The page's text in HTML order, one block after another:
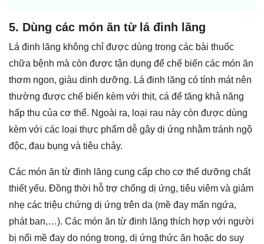
5. Dùng các món ăn từ lá đinh lăng
Lá đinh lăng không chỉ được dùng trong các bài thuốc
chữa bệnh mà còn được tận dụng để chế biến các món ăn
thơm ngon, giàu dinh dưỡng. Lá đinh lăng có tính mát nên
thường được chế biến kèm với thịt, cá để tăng khả năng
hấp thu của cơ thể. Ngoài ra, loại rau này còn được dùng
kèm với các loại thực phẩm dễ gây dị ứng nhằm tránh ngộ
độc, đau bụng và tiêu chảy.
Các món ăn từ đinh lăng cung cấp cho cơ thể dưỡng chất
thiết yếu. Đồng thời hỗ trợ chống dị ứng, tiêu viêm và giảm
nhẹ các triệu chứng dị ứng trên da (mề đay mẩn ngứa,
phát ban,…). Các món ăn từ đinh lăng thích hợp với người
bị nổi mề đay do nóng trong, dị ứng thức ăn hoặc do suy